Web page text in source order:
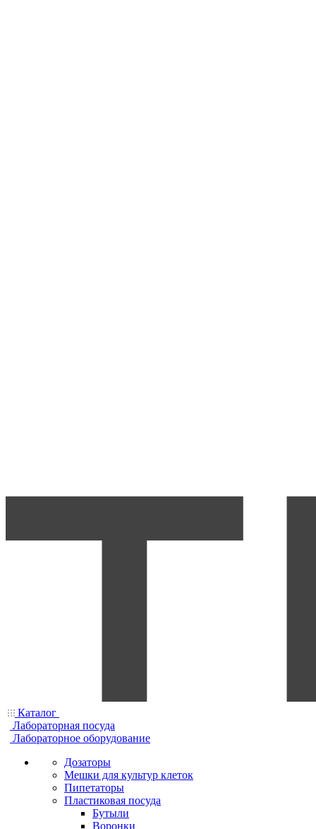
Каталог
Лабораторная посуда
Лабораторное оборудование
Дозаторы
Мешки для культур клеток
Пипетаторы
Пластиковая посуда
Бутыли
Воронки